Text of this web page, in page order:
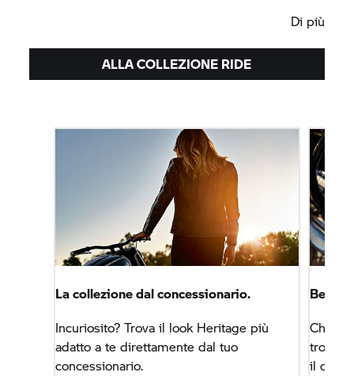
Di più
ALLA COLLEZIONE RIDE
La collezione dal concessionario.
Incuriosito? Trova il look Heritage più
adatto a te direttamente dal tuo
concessionario.
Che
il cuore.